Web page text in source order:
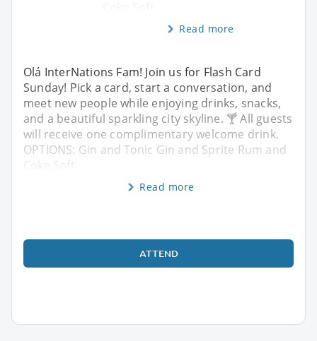
Read more
Olá InterNations Fam! Join us for Flash Card
Sunday! Pick a card, start a conversation, and
meet new people while enjoying drinks, snacks,
and a beautiful sparkling city skyline. 🍸 All guests
will receive one complimentary welcome drink.
OPTIONS: Gin and Tonic Gin and Sprite Rum and
Coke Soft
Read more
ATTEND